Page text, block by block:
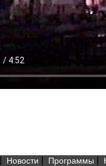
Новости Программы